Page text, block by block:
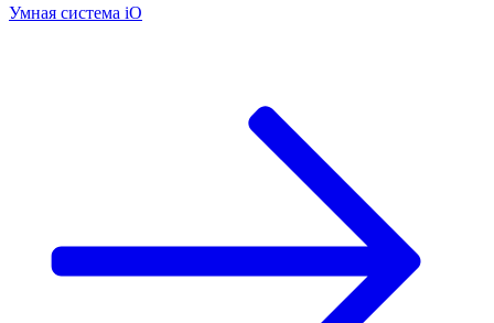
Умная система iO